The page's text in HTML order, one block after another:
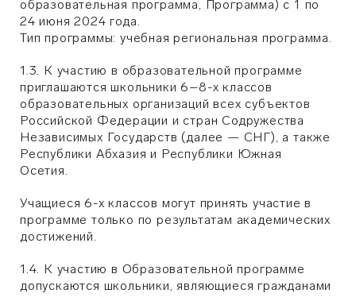
образовательная программа, Программа) с 1 по
24 июня 2024 года.
Тип программы: учебная региональная программа.
1.3. К участию в образовательной программе
приглашаются школьники 6–8-х классов
образовательных организаций всех субъектов
Российской Федерации и стран Содружества
Независимых Государств (далее — СНГ), а также
Республики Абхазия и Республики Южная
Осетия.
Учащиеся 6-х классов могут принять участие в
программе только по результатам академических
достижений.
1.4. К участию в Образовательной программе
допускаются школьники, являющиеся гражданами